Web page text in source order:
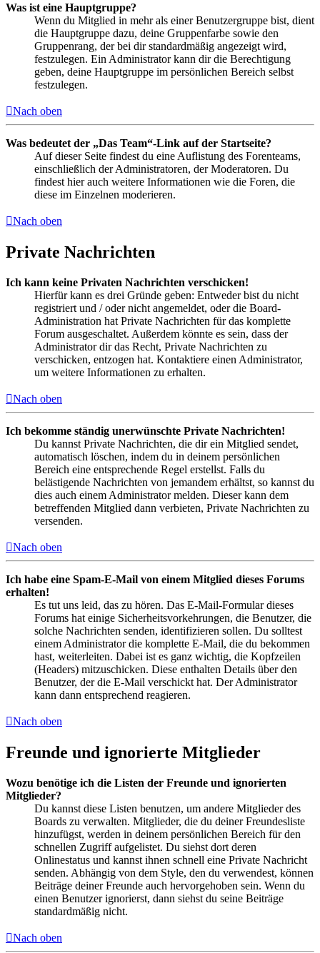
Was ist eine Hauptgruppe?
Wenn du Mitglied in mehr als einer Benutzergruppe bist, dient
die Hauptgruppe dazu, deine Gruppenfarbe sowie den
Gruppenrang, der bei dir standardmäßig angezeigt wird,
festzulegen. Ein Administrator kann dir die Berechtigung
geben, deine Hauptgruppe im persönlichen Bereich selbst
festzulegen.
Nach oben
Was bedeutet der „Das Team“-Link auf der Startseite?
Auf dieser Seite findest du eine Auflistung des Forenteams,
einschließlich der Administratoren, der Moderatoren. Du
findest hier auch weitere Informationen wie die Foren, die
diese im Einzelnen moderieren.
Nach oben
Private Nachrichten
Ich kann keine Privaten Nachrichten verschicken!
Hierfür kann es drei Gründe geben: Entweder bist du nicht
registriert und / oder nicht angemeldet, oder die Board-
Administration hat Private Nachrichten für das komplette
Forum ausgeschaltet. Außerdem könnte es sein, dass der
Administrator dir das Recht, Private Nachrichten zu
verschicken, entzogen hat. Kontaktiere einen Administrator,
um weitere Informationen zu erhalten.
Nach oben
Ich bekomme ständig unerwünschte Private Nachrichten!
Du kannst Private Nachrichten, die dir ein Mitglied sendet,
automatisch löschen, indem du in deinem persönlichen
Bereich eine entsprechende Regel erstellst. Falls du
belästigende Nachrichten von jemandem erhältst, so kannst du
dies auch einem Administrator melden. Dieser kann dem
betreffenden Mitglied dann verbieten, Private Nachrichten zu
versenden.
Nach oben
Ich habe eine Spam-E-Mail von einem Mitglied dieses Forums
erhalten!
Es tut uns leid, das zu hören. Das E-Mail-Formular dieses
Forums hat einige Sicherheitsvorkehrungen, die Benutzer, die
solche Nachrichten senden, identifizieren sollen. Du solltest
einem Administrator die komplette E-Mail, die du bekommen
hast, weiterleiten. Dabei ist es ganz wichtig, die Kopfzeilen
(Headers) mitzuschicken. Diese enthalten Details über den
Benutzer, der die E-Mail verschickt hat. Der Administrator
kann dann entsprechend reagieren.
Nach oben
Freunde und ignorierte Mitglieder
Wozu benötige ich die Listen der Freunde und ignorierten
Mitglieder?
Du kannst diese Listen benutzen, um andere Mitglieder des
Boards zu verwalten. Mitglieder, die du deiner Freundesliste
hinzufügst, werden in deinem persönlichen Bereich für den
schnellen Zugriff aufgelistet. Du siehst dort deren
Onlinestatus und kannst ihnen schnell eine Private Nachricht
senden. Abhängig von dem Style, den du verwendest, können
Beiträge deiner Freunde auch hervorgehoben sein. Wenn du
einen Benutzer ignorierst, dann siehst du seine Beiträge
standardmäßig nicht.
Nach oben